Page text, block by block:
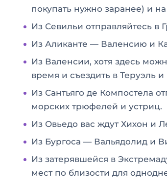
покупать нужно заранее) и
Из Севильи отправляйтесь в
Из Аликанте — Валенсию и
Из Валенсии, хотя здесь
время и съездить в Теруэль и
Из Сантьяго де Компостела
морских трюфелей и устриц.
Из Овьедо вас ждут Хихон и
Из Бургоса — Вальядолид и
Из затерявшейся в
мест по близости для